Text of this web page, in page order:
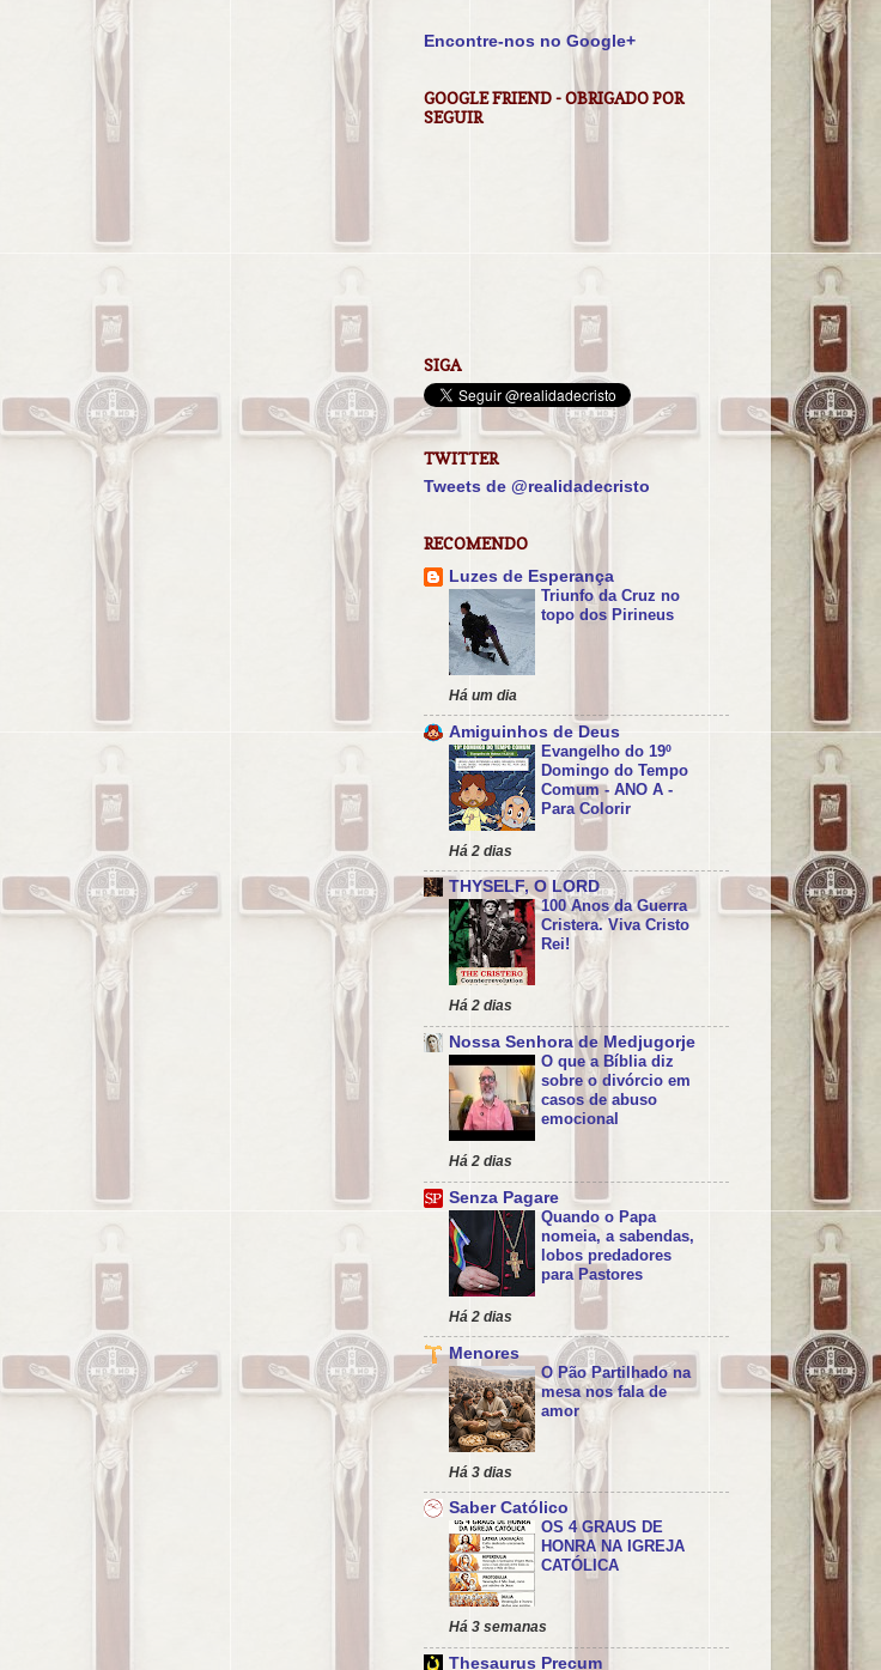
Encontre-nos no Google+
GOOGLE FRIEND - OBRIGADO POR
SEGUIR
SIGA
TWITTER
Tweets de @realidadecristo
RECOMENDO
Luzes de Esperança
Triunfo da Cruz no
topo dos Pirineus
Há um dia
Amiguinhos de Deus
Evangelho do 19º
Domingo do Tempo
Comum - ANO A -
Para Colorir
Há 2 dias
THYSELF, O LORD
100 Anos da Guerra
Cristera. Viva Cristo
Rei!
Há 2 dias
Nossa Senhora de Medjugorje
O que a Bíblia diz
sobre o divórcio em
casos de abuso
emocional
Há 2 dias
Senza Pagare
Quando o Papa
nomeia, a sabendas,
lobos predadores
para Pastores
Há 2 dias
Menores
O Pão Partilhado na
mesa nos fala de
amor
Há 3 dias
Saber Católico
OS 4 GRAUS DE
HONRA NA IGREJA
CATÓLICA
Há 3 semanas
Thesaurus Precum